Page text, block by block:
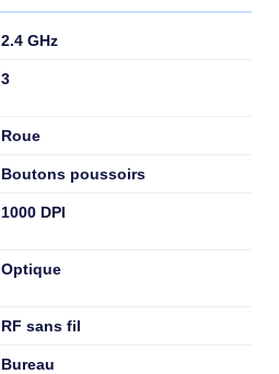
2.4 GHz
3
Roue
Boutons poussoirs
1000 DPI
Optique
RF sans fil
Bureau